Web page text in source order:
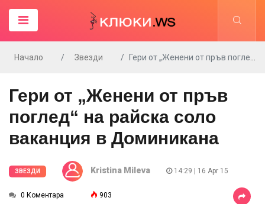
Начало Звезди Гери от „Женени от пръв поглед“ на райска соло ваканция в Доминикана
Гери от „Женени от пръв
поглед“ на райска соло
ваканция в Доминикана
ЗВЕЗДИ Kristina Mileva 14:29 | 16 Apr 15
0 Коментара 903